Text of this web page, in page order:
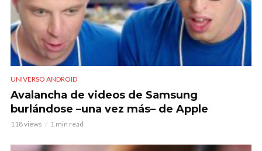
UNIVERSO ANDROID
Avalancha de videos de Samsung
burlándose –una vez más– de Apple
118 views 1 min read